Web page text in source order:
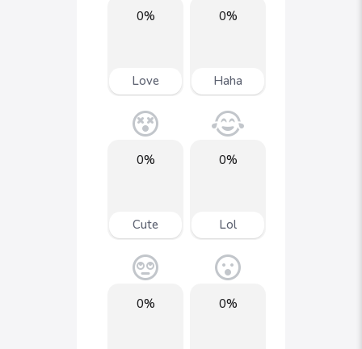
0%
Haha
0%
Love
0%
Lol
0%
Cute
0%
0%